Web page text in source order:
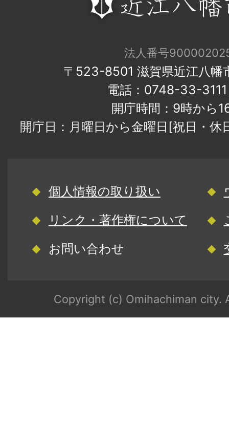
法人番号
〒523-8501 滋賀県近江八幡
電話：0748-33-
開庁時間：9時から
開庁日：月曜日から金曜日[祝日・
個人情報の取り扱い
リンク・著作権について
お問い合わせ
Copyright (c) Omihachiman city.